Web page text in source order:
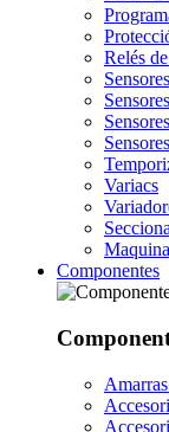
Relés
Variacs
Componentes